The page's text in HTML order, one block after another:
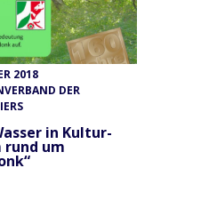
2018
DER
in Kultur-
um